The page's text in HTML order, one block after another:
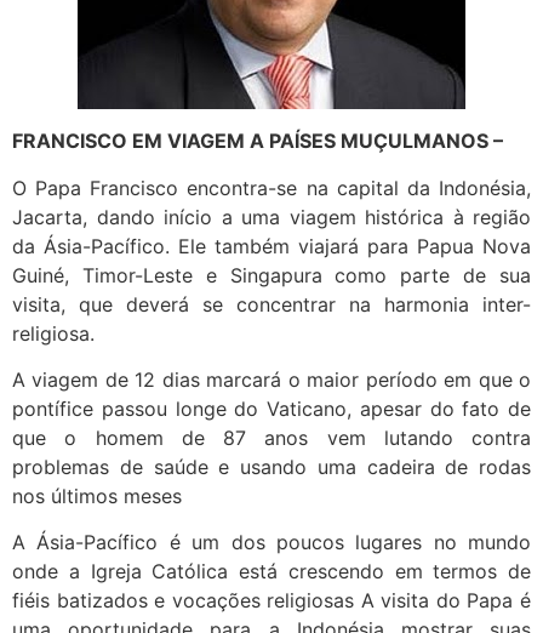
FRANCISCO EM VIAGEM A PAÍSES MUÇULMANOS –
O Papa Francisco encontra-se na capital da Indonésia,
Jacarta, dando início a uma viagem histórica à região
da Ásia-Pacífico. Ele também viajará para Papua Nova
Guiné, Timor-Leste e Singapura como parte de sua
visita, que deverá se concentrar na harmonia inter-
religiosa.
A viagem de 12 dias marcará o maior período em que o
pontífice passou longe do Vaticano, apesar do fato de
que o homem de 87 anos vem lutando contra
problemas de saúde e usando uma cadeira de rodas
nos últimos meses
A Ásia-Pacífico é um dos poucos lugares no mundo
onde a Igreja Católica está crescendo em termos de
fiéis batizados e vocações religiosas A visita do Papa é